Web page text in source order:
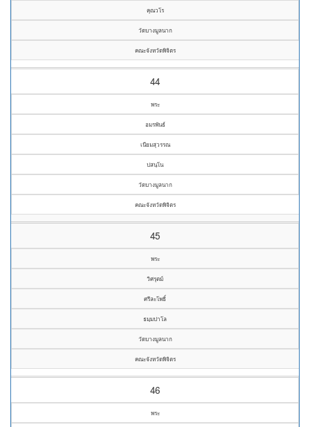
คุณวโร
วัดบางมูลนาก
คณะจังหวัดพิจิตร
44
พระ
อมรพันธ์
เนียมสุวรรณ
ปสนฺโน
วัดบางมูลนาก
คณะจังหวัดพิจิตร
45
พระ
วิศรุตม์
ศรีละโพธิ์
ธมฺมปาโล
วัดบางมูลนาก
คณะจังหวัดพิจิตร
46
พระ